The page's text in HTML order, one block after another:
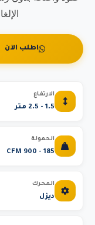
اطلب الآن
الارتفاع
1.5 - 2.5 متر
الحمولة
185 - 900 CFM
المحرك
ديزل